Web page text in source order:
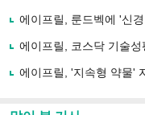
에이프릴, 룬드벡에 '신
에이프릴, 코스닥 기술
에이프릴, '지속형 약물'